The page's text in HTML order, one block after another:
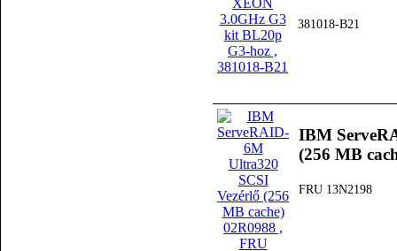
381018-B21
IBM
(256 MB
FRU 13N2198